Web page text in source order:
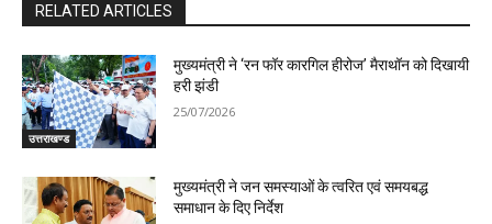
RELATED ARTICLES
उत्तराखण्ड
मुख्यमंत्री ने ‘रन फॉर कारगिल हीरोज’ मैराथॉन को दिखायी
हरी झंडी
25/07/2026
मुख्यमंत्री ने जन समस्याओं के त्वरित एवं समयबद्ध
समाधान के दिए निर्देश